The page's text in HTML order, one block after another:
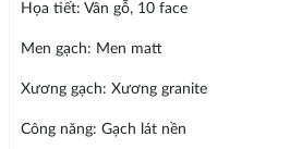
Họa tiết: Vân gỗ, 10 face
Men gạch: Men matt
Xương gạch: Xương granite
Công năng: Gạch lát nền